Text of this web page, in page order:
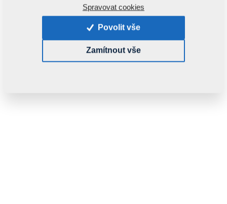
Tento díl je použitelný i pro následující stroje:
DUOLENT TRIOLENT
1,7560 kg
Spravovat cookies
Povolit vše
Zamítnout vše